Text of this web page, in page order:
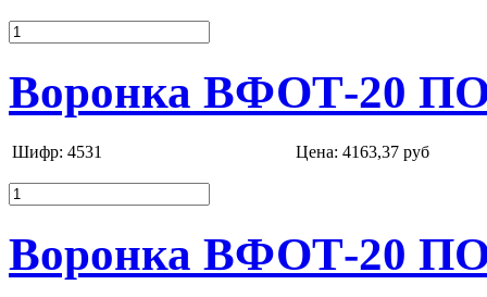
Воронка ВФОТ-20
Шифр: 4531 Цена: 4163,37 руб
Воронка ВФОТ-20